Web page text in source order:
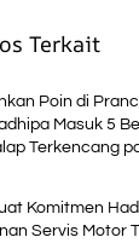
Terkait
Poin di
Masuk 5
Terkencang
Bisnis
Komitmen
Servis Motor